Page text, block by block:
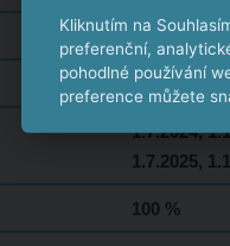
10 % p.a.
kvartálně
1.7.2024,
1.7.2025,
100 %
Kliknutím na
preferenční,
pohodlné používání
preference můžete